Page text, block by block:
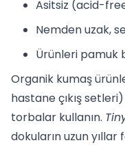
Asitsiz (acid-
Nemden uzak,
Ürünleri pamuk
Organik kumaş
hastane çıkış
torbalar kullanın.
dokuların uzun